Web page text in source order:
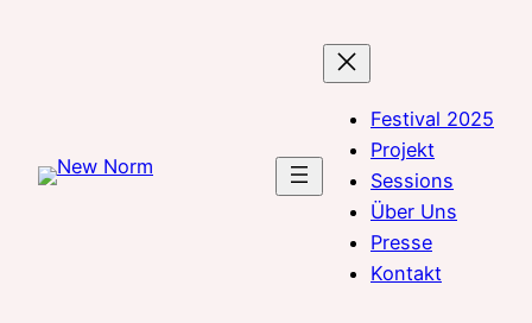
Festival 2025
Projekt
Sessions
Über Uns
Presse
Kontakt